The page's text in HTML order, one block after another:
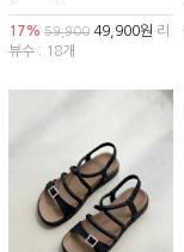
17% 59,900 49,900원 리
뷰수 : 18개